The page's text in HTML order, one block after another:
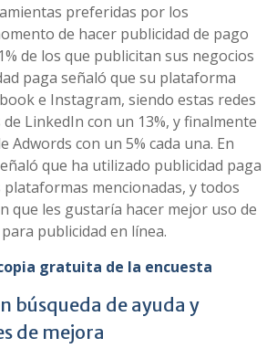
preferidas por los
de hacer publicidad de pago
de los que publicitan sus negocios
paga señaló que su plataforma
e Instagram, siendo estas redes
LinkedIn con un 13%, y finalmente
Adwords con un 5% cada una. En
que ha utilizado publicidad paga
plataformas mencionadas, y todos
que les gustaría hacer mejor uso de
publicidad en línea.
gratuita de la encuesta
búsqueda de ayuda y
de mejora